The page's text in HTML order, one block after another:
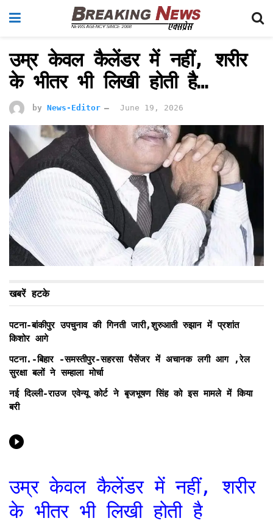
उम्र केवल कैलेंडर में नहीं, शरीर
के भीतर भी लिखी होती है…
by News-Editor June 19, 2026
खबरें हटके
पटना-बांकीपुर उपचुनाव की गिनती जारी,शुरुआती रुझान में प्रशांत
किशोर आगे
पटना.-बिहार -समस्तीपुर-सहरसा पैसेंजर में अचानक लगी आग ,रेल
सुरक्षा बलों ने सम्हाला मोर्चा
नई दिल्ली-राउज एवेन्यू कोर्ट ने बृजभूषण सिंह को इस मामले में किया
बरी
उम्र केवल कैलेंडर में नहीं, शरीर
के भीतर भी लिखी होती है